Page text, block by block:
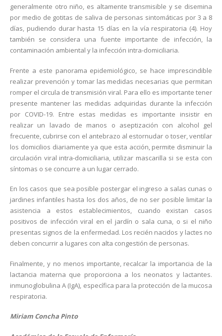
generalmente otro niño, es altamente transmisible y se disemina
por medio de gotitas de saliva de personas sintomáticas por 3 a 8
días, pudiendo durar hasta 15 días en la vía respiratoria (4). Hoy
también se considera una fuente importante de infección, la
contaminación ambiental y la infección intra-domiciliaria.
Frente a este panorama epidemiológico, se hace imprescindible
realizar prevención y tomar las medidas necesarias que permitan
romper el circula de transmisión viral. Para ello es importante tener
presente mantener las medidas adquiridas durante la infección
por COVID-19. Entre estas medidas es importante insistir en
realizar un lavado de manos o aseptización con alcohol gel
frecuente, cubrirse con el antebrazo al estornudar o toser, ventilar
los domicilios diariamente ya que esta acción, permite disminuir la
circulación viral intra-domiciliaria, utilizar mascarilla si se esta con
síntomas o se concurre a un lugar cerrado.
En los casos que sea posible postergar el ingreso a salas cunas o
jardines infantiles hasta los dos años, de no ser posible limitar la
asistencia a estos establecimientos, cuando existan casos
positivos de infección viral en el jardín o sala cuna, o si el niño
presentas signos de la enfermedad. Los recién nacidos y lactes no
deben concurrir a lugares con alta congestión de personas.
Finalmente, y no menos importante, recalcar la importancia de la
lactancia materna que proporciona a los neonatos y lactantes.
inmunoglobulina A (IgA), específica para la protección de la mucosa
respiratoria.
Miriam Concha Pinto